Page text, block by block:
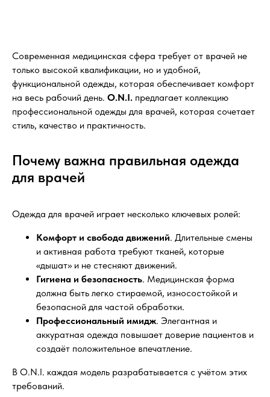
Современная медицинская сфера требует от врачей не
только высокой квалификации, но и удобной,
функциональной одежды, которая обеспечивает комфорт
на весь рабочий день. O.N.I. предлагает коллекцию
профессиональной одежды для врачей, которая сочетает
стиль, качество и практичность.
Почему важна правильная одежда
для врачей
Одежда для врачей играет несколько ключевых ролей:
Комфорт и свобода движений. Длительные смены
и активная работа требуют тканей, которые
«дышат» и не стесняют движений.
Гигиена и безопасность. Медицинская форма
должна быть легко стираемой, износостойкой и
безопасной для частой обработки.
Профессиональный имидж. Элегантная и
аккуратная одежда повышает доверие пациентов и
создаёт положительное впечатление.
В O.N.I. каждая модель разрабатывается с учётом этих
требований.